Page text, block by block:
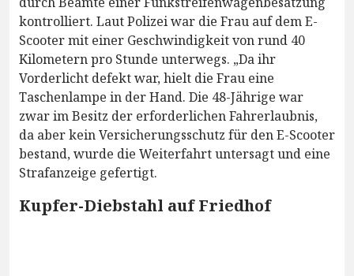
kontrolliert. Laut Polizei war die Frau auf dem E-
Scooter mit einer Geschwindigkeit von rund 40
Kilometern pro Stunde unterwegs. „Da ihr
Vorderlicht defekt war, hielt die Frau eine
Taschenlampe in der Hand. Die 48-Jährige war
zwar im Besitz der erforderlichen Fahrerlaubnis,
da aber kein Versicherungsschutz für den E-Scooter
bestand, wurde die Weiterfahrt untersagt und eine
Strafanzeige gefertigt.
Kupfer-Diebstahl auf Friedhof